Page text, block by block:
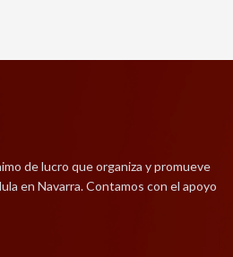
de lucro que organiza y promueve
en Navarra. Contamos con el apoyo